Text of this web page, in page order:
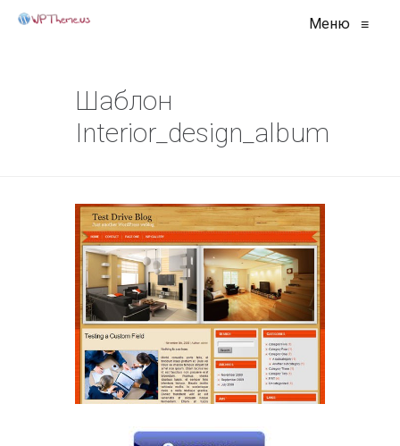
Меню ≡
Шаблон
Interior_design_album